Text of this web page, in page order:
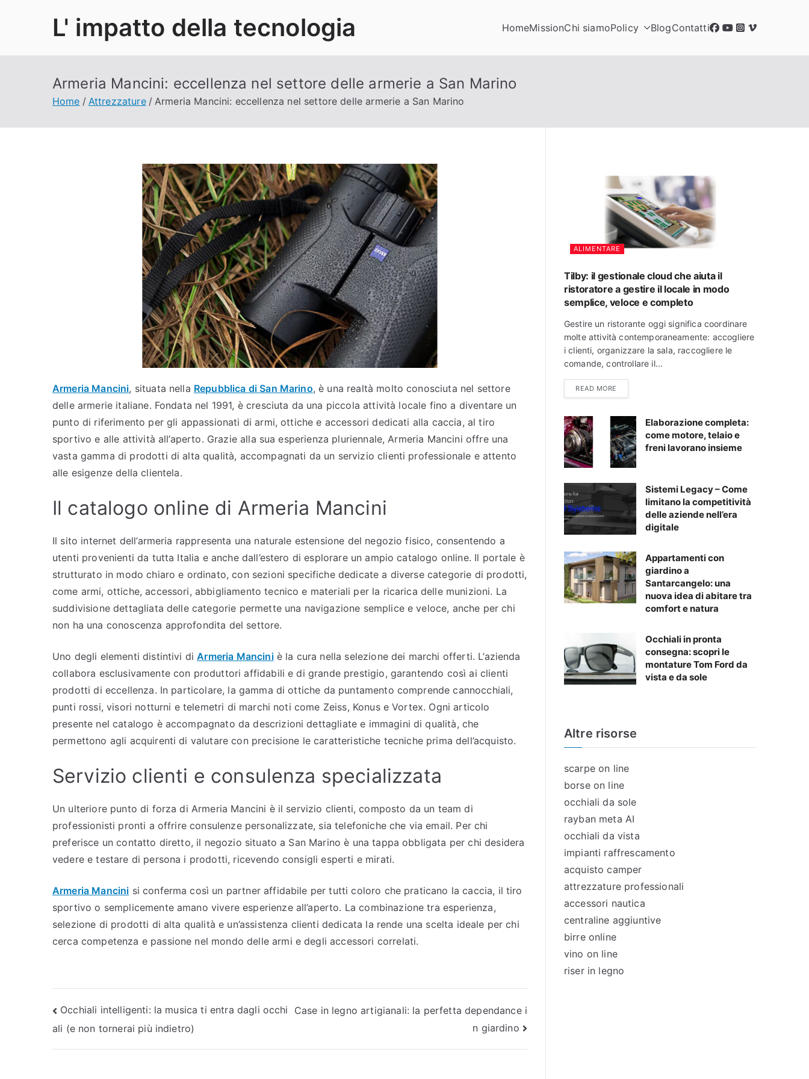
L' impatto della tecnologia HomeMissionChi siamoPolicy BlogContatti
Armeria Mancini: eccellenza nel settore delle armerie a San Marino
Home Attrezzature Armeria Mancini: eccellenza nel settore delle armerie a San Marino
Armeria Mancini, situata nella Repubblica di San Marino, è una realtà molto conosciuta nel settore
delle armerie italiane. Fondata nel 1991, è cresciuta da una piccola attività locale fino a diventare un
punto di riferimento per gli appassionati di armi, ottiche e accessori dedicati alla caccia, al tiro
sportivo e alle attività all’aperto. Grazie alla sua esperienza pluriennale, Armeria Mancini offre una
vasta gamma di prodotti di alta qualità, accompagnati da un servizio clienti professionale e attento
alle esigenze della clientela.
Il catalogo online di Armeria Mancini
Il sito internet dell’armeria rappresenta una naturale estensione del negozio fisico, consentendo a
utenti provenienti da tutta Italia e anche dall’estero di esplorare un ampio catalogo online. Il portale è
strutturato in modo chiaro e ordinato, con sezioni specifiche dedicate a diverse categorie di prodotti,
come armi, ottiche, accessori, abbigliamento tecnico e materiali per la ricarica delle munizioni. La
suddivisione dettagliata delle categorie permette una navigazione semplice e veloce, anche per chi
non ha una conoscenza approfondita del settore.
Uno degli elementi distintivi diArmeria Manciniè la cura nella selezione dei marchi offerti. L’azienda
collabora esclusivamente con produttori affidabili e di grande prestigio, garantendo così ai clienti
prodotti di eccellenza. In particolare, la gamma di ottiche da puntamento comprende cannocchiali,
punti rossi, visori notturni e telemetri di marchi noti come Zeiss, Konus e Vortex. Ogni articolo
presente nel catalogo è accompagnato da descrizioni dettagliate e immagini di qualità, che
permettono agli acquirenti di valutare con precisione le caratteristiche tecniche prima dell’acquisto.
Servizio clienti e consulenza specializzata
Un ulteriore punto di forza di Armeria Mancini è il servizio clienti, composto da un team di
professionisti pronti a offrire consulenze personalizzate, sia telefoniche che via email. Per chi
preferisce un contatto diretto, il negozio situato a San Marino è una tappa obbligata per chi desidera
vedere e testare di persona i prodotti, ricevendo consigli esperti e mirati.
Armeria Mancini si conferma così un partner affidabile per tutti coloro che praticano la caccia, il tiro
sportivo o semplicemente amano vivere esperienze all’aperto. La combinazione tra esperienza,
selezione di prodotti di alta qualità e un’assistenza clienti dedicata la rende una scelta ideale per chi
cerca competenza e passione nel mondo delle armi e degli accessori correlati.
Navigazione
articoli
Occhiali intelligenti: la musica ti entra dagli occhi
ali (e non tornerai più indietro)
Case in legno artigianali: la perfetta dependance i
n giardino
ALIMENTARE
Tilby: il gestionale cloud che aiuta il
ristoratore a gestire il locale in modo
semplice, veloce e completo
Gestire un ristorante oggi significa coordinare
molte attività contemporaneamente: accogliere
i clienti, organizzare la sala, raccogliere le
comande, controllare il...
READ MORE
Elaborazione completa:
come motore, telaio e
freni lavorano insieme
Sistemi Legacy – Come
limitano la competitività
delle aziende nell’era
digitale
Appartamenti con
giardino a
Santarcangelo: una
nuova idea di abitare tra
comfort e natura
Occhiali in pronta
consegna: scopri le
montature Tom Ford da
vista e da sole
Altre risorse
scarpe on line
borse on line
occhiali da sole
rayban meta AI
occhiali da vista
impianti raffrescamento
acquisto camper
attrezzature professionali
accessori nautica
centraline aggiuntive
birre online
vino on line
riser in legno